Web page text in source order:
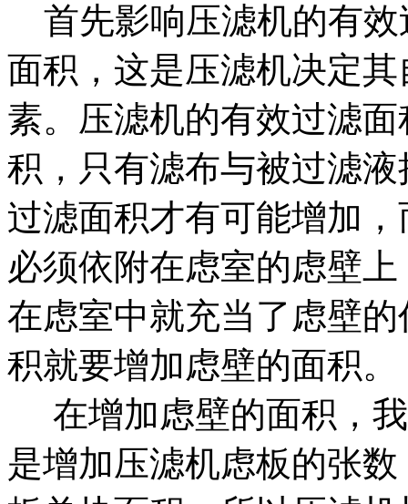
首先影响压滤机的有效
面积，这是压滤机决定
素。压滤机的有效过滤
积，只有滤布与被过滤
过滤面积才有可能增加
必须依附在虑室的虑壁
在虑室中就充当了虑壁
积就要增加虑壁的面积。
在增加虑壁的面积，
是增加压滤机虑板的张